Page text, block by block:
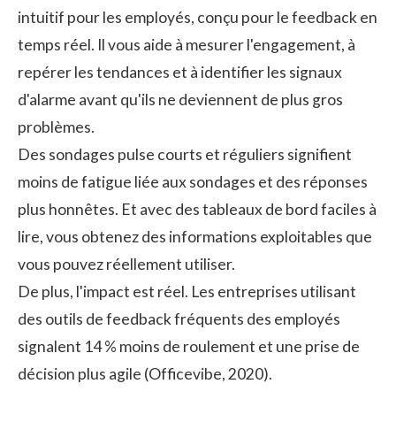
intuitif pour les employés, conçu pour le feedback en
temps réel. Il vous aide à mesurer l'engagement, à
repérer les tendances et à identifier les signaux
d'alarme avant qu'ils ne deviennent de plus gros
problèmes.
Des sondages pulse courts et réguliers signifient
moins de fatigue liée aux sondages et des réponses
plus honnêtes. Et avec des tableaux de bord faciles à
lire, vous obtenez des informations exploitables que
vous pouvez réellement utiliser.
De plus, l'impact est réel. Les entreprises utilisant
des outils de feedback fréquents des employés
signalent 14 % moins de roulement et une prise de
décision plus agile (Officevibe, 2020).